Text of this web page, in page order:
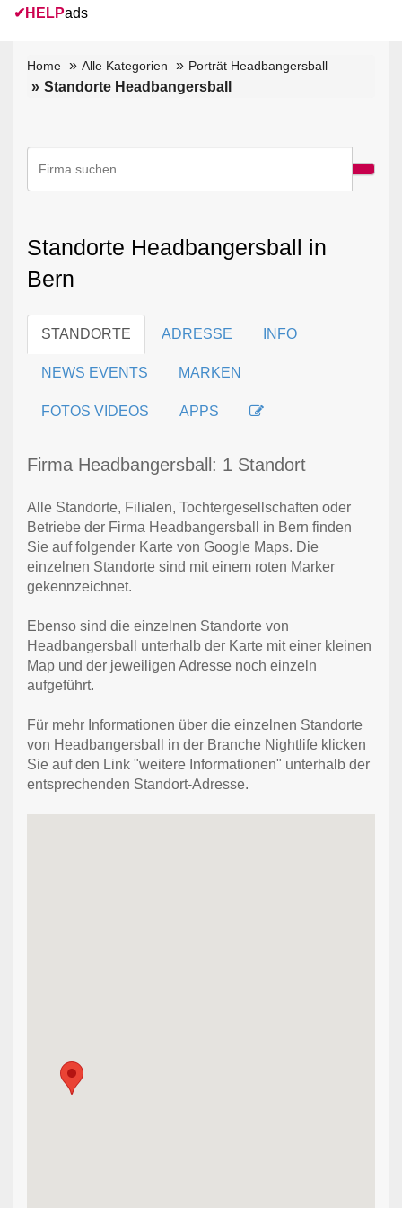
✔ HELPads
Home Alle Kategorien Porträt Headbangersball
Standorte Headbangersball
Standorte Headbangersball in
Bern
STANDORTE ADRESSE INFO
NEWS EVENTS MARKEN
FOTOS VIDEOS APPS
Firma Headbangersball: 1 Standort
Alle Standorte, Filialen, Tochtergesellschaften oder
Betriebe der Firma Headbangersball in Bern finden
Sie auf folgender Karte von Google Maps. Die
einzelnen Standorte sind mit einem roten Marker
gekennzeichnet.
Ebenso sind die einzelnen Standorte von
Headbangersball unterhalb der Karte mit einer kleinen
Map und der jeweiligen Adresse noch einzeln
aufgeführt.
Für mehr Informationen über die einzelnen Standorte
von Headbangersball in der Branche Nightlife klicken
Sie auf den Link "weitere Informationen" unterhalb der
entsprechenden Standort-Adresse.